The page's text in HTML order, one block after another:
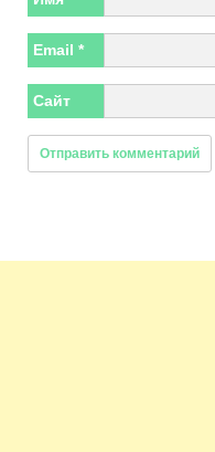
Email *
Сайт